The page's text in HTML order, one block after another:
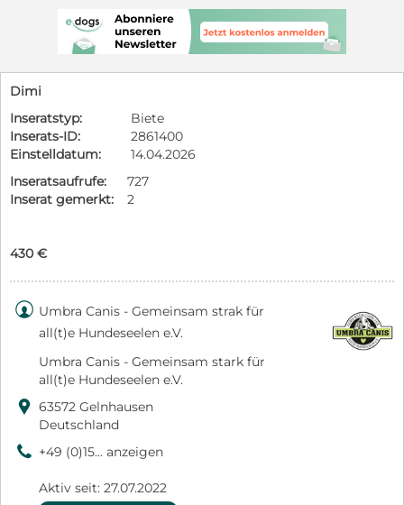
Dimi
Inseratstyp:
Biete
Inserats-ID:
2861400
Einstelldatum:
14.04.2026
Inseratsaufrufe:
727
Inserat gemerkt:
2
430 €
 Umbra Canis - Gemeinsam strak für
all(t)e Hundeseelen e.V.
Umbra Canis - Gemeinsam stark für
all(t)e Hundeseelen e.V.
 63572 Gelnhausen
Deutschland
9 +49 (0)15... anzeigen
Aktiv seit: 27.07.2022